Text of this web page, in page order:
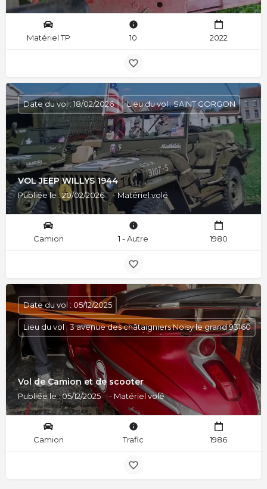
Matériel TP 10 2022
VOL JEEP WILLYS 1944
Publiée le : 20/02/2026 - Matériel volé
Date du vol : 18/02/2026 Lieu du vol : SAINT GORGON
Camion 1 - Autre 1980
Vol de Camion et de scooter
Publiée le : 05/12/2025 - Matériel volé
Date du vol : 05/12/2025
Lieu du vol : 3 avenue des châtaigniers Noisy le grand 93160
Camion Trafic 1986